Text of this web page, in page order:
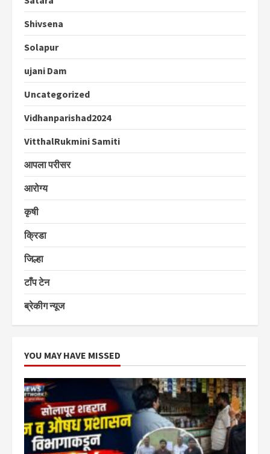
Shivsena
Solapur
ujani Dam
Uncategorized
Vidhanparishad2024
VitthalRukmini Samiti
आपला परीसर
आरोग्य
कृषी
क्रिडा
जिल्हा
टाँप टेन
ब्रेकीग न्यूज
YOU MAY HAVE MISSED